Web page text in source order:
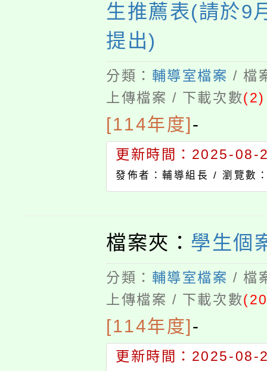
生推薦表(請於9
提出)
分類： 輔導室檔案 / 檔
上傳檔案 / 下載次數(2)
[114年度]-
更新時間：2025-08-
發佈者：輔導組長 /瀏覽數
檔案夾： 學生個
分類： 輔導室檔案 / 檔
上傳檔案 / 下載次數
[114年度]-
更新時間：2025-08-